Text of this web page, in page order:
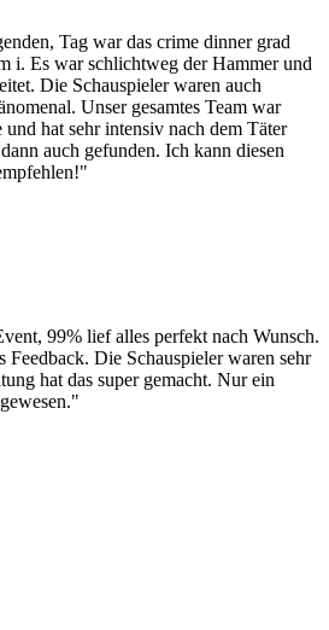
Tag war das crime dinner grad
i. Es war schlichtweg der Hammer und
Die Schauspieler waren auch
Unser gesamtes Team war
hat sehr intensiv nach dem Täter
auch gefunden. Ich kann diesen
99% lief alles perfekt nach Wunsch.
Feedback. Die Schauspieler waren sehr
hat das super gemacht. Nur ein